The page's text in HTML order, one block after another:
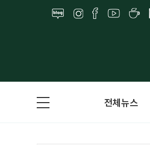
전체뉴스